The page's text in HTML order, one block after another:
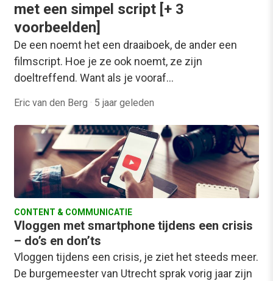
met een simpel script [+ 3
voorbeelden]
De een noemt het een draaiboek, de ander een
filmscript. Hoe je ze ook noemt, ze zijn
doeltreffend. Want als je vooraf…
Eric van den Berg · 5 jaar geleden
CONTENT & COMMUNICATIE
Vloggen met smartphone tijdens een crisis
– do’s en don’ts
Vloggen tijdens een crisis, je ziet het steeds meer.
De burgemeester van Utrecht sprak vorig jaar zijn